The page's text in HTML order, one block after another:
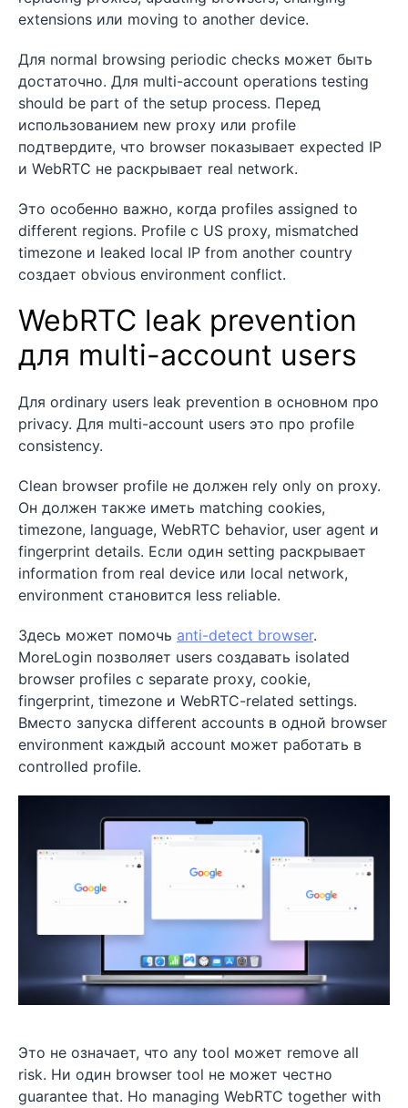
extensions или moving to another device.
Для normal browsing periodic checks может быть
достаточно. Для multi-account operations testing
should be part of the setup process. Перед
использованием new proxy или profile
подтвердите, что browser показывает expected IP
и WebRTC не раскрывает real network.
Это особенно важно, когда profiles assigned to
different regions. Profile с US proxy, mismatched
timezone и leaked local IP from another country
создает obvious environment conflict.
WebRTC leak prevention
для multi-account users
Для ordinary users leak prevention в основном про
privacy. Для multi-account users это про profile
consistency.
Clean browser profile не должен rely only on proxy.
Он должен также иметь matching cookies,
timezone, language, WebRTC behavior, user agent и
fingerprint details. Если один setting раскрывает
information from real device или local network,
environment становится less reliable.
Здесь может помочь anti-detect browser.
MoreLogin позволяет users создавать isolated
browser profiles с separate proxy, cookie,
fingerprint, timezone и WebRTC-related settings.
Вместо запуска different accounts в одной browser
environment каждый account может работать в
controlled profile.
Это не означает, что any tool может remove all
risk. Ни один browser tool не может честно
guarantee that. Но managing WebRTC together with